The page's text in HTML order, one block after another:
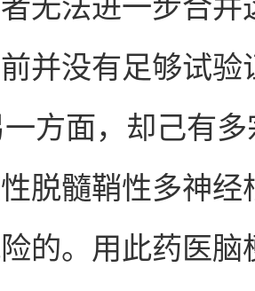
无法进一步合
并没有足够试
方面，却己有
脱髓鞘性多神
的。用此药医